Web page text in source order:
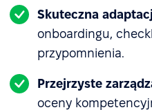
Skuteczna
onboardingu,
przypomnienia.
Przejrzyste
oceny